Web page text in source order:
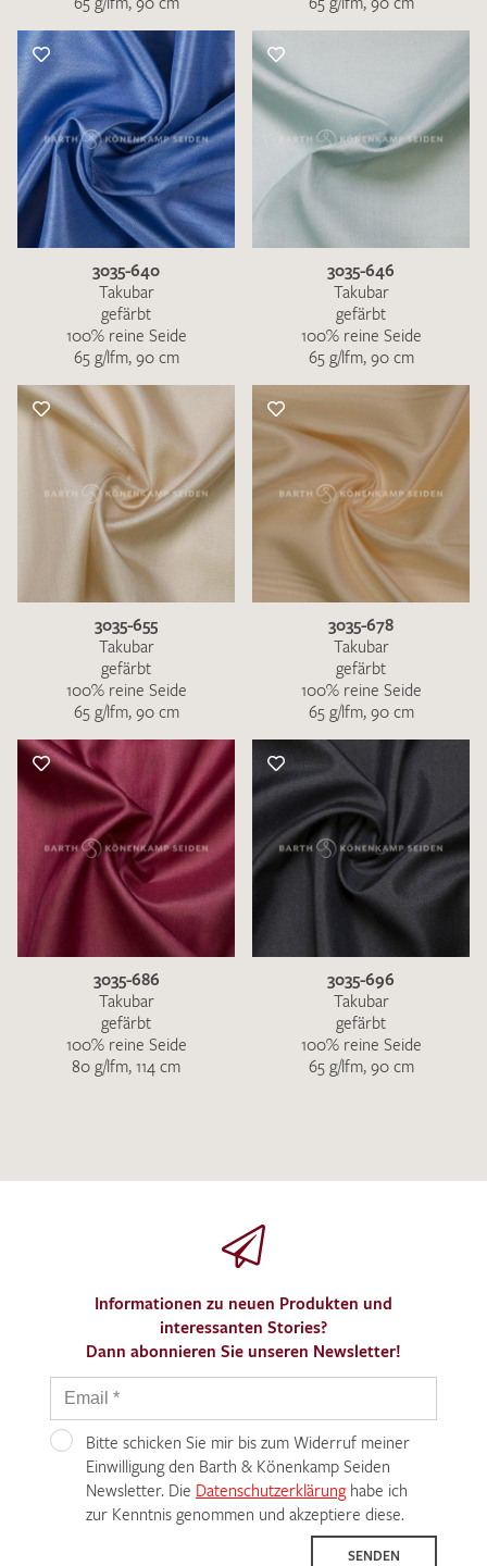
3035-640
Takubar
gefärbt
100% reine Seide
65 g/lfm, 90 cm
3035-646
Takubar
gefärbt
100% reine Seide
65 g/lfm, 90 cm
3035-655
Takubar
gefärbt
100% reine Seide
65 g/lfm, 90 cm
3035-678
Takubar
gefärbt
100% reine Seide
65 g/lfm, 90 cm
3035-686
Takubar
gefärbt
100% reine Seide
80 g/lfm, 114 cm
3035-696
Takubar
gefärbt
100% reine Seide
65 g/lfm, 90 cm
Informationen zu neuen Produkten und
interessanten Stories?
Dann abonnieren Sie unseren Newsletter!
Bitte schicken Sie mir bis zum Widerruf meiner
Einwilligung den Barth & Könenkamp Seiden
Newsletter. Die Datenschutzerklärunghabe ich
zur Kenntnis genommen und akzeptiere diese.
SENDEN